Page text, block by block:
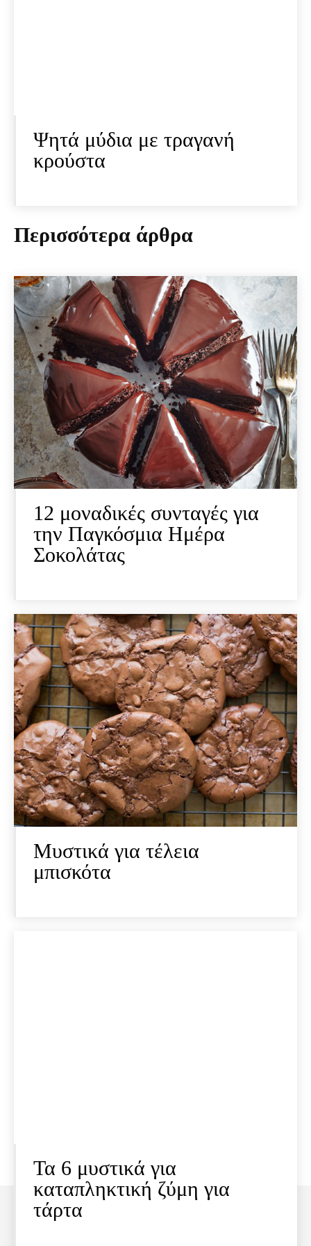
Ψητά μύδια με τραγανή
κρούστα
Περισσότερα άρθρα
12 μοναδικές συνταγές για
την Παγκόσμια Ημέρα
Σοκολάτας
Μυστικά για τέλεια
μπισκότα
Τα 6 μυστικά για
καταπληκτική ζύμη για
τάρτα